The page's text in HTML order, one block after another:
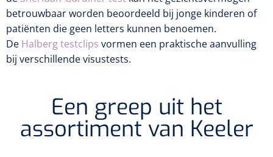
Fundus Cameras
Pachimeters
Spleetlampen
betrouwbaar worden beoordeeld bij jonge kinderen of
patiënten die geen letters kunnen benoemen.
De Halberg testclips vormen een praktische aanvulling
bij verschillende visustests.
Een greep uit het
assortiment van Keeler